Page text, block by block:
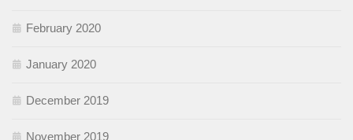
February 2020
January 2020
December 2019
November 2019